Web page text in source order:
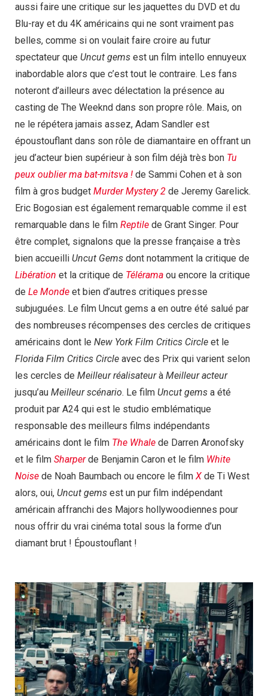
aussi faire une critique sur les jaquettes du DVD et du
Blu-ray et du 4K américains qui ne sont vraiment pas
belles, comme si on voulait faire croire au futur
spectateur que Uncut gems est un film intello ennuyeux
inabordable alors que c’est tout le contraire. Les fans
noteront d’ailleurs avec délectation la présence au
casting de The Weeknd dans son propre rôle. Mais, on
ne le répétera jamais assez, Adam Sandler est
époustouflant dans son rôle de diamantaire en offrant un
jeu d’acteur bien supérieur à son film déjà très bon Tu
peux oublier ma bat-mitsva ! de Sammi Cohen et à son
film à gros budget Murder Mystery 2 de Jeremy Garelick.
Eric Bogosian est également remarquable comme il est
remarquable dans le film Reptile de Grant Singer. Pour
être complet, signalons que la presse française a très
bien accueilli Uncut Gems dont notamment la critique de
Libération et la critique de Télérama ou encore la critique
de Le Monde et bien d’autres critiques presse
subjuguées. Le film Uncut gems a en outre été salué par
des nombreuses récompenses des cercles de critiques
américains dont le New York Film Critics Circle et le
Florida Film Critics Circle avec des Prix qui varient selon
les cercles de Meilleur réalisateurà Meilleur acteur
jusqu’au Meilleur scénario. Le film Uncut gems a été
produit par A24 qui est le studio emblématique
responsable des meilleurs films indépendants
américains dont le film The Whale de Darren Aronofsky
et le film Sharperde Benjamin Caron et le film White
Noise de Noah Baumbach ou encore le film X de Ti West
alors, oui, Uncut gems est un pur film indépendant
américain affranchi des Majors hollywoodiennes pour
nous offrir du vrai cinéma total sous la forme d’un
diamant brut ! Époustouflant !